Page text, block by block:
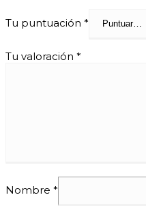
Tu puntuación *
Tu valoración *
Nombre *